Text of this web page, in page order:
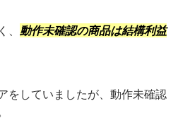
動作未確認の商品は結構利益
をしていましたが、動作未確認